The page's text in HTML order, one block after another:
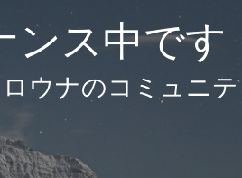
ンス中です
ウナのコミュニ